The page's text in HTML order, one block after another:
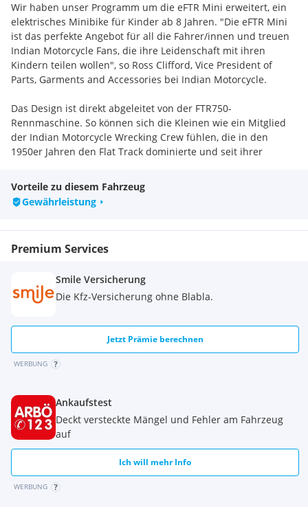
Wir haben unser Programm um die eFTR Mini erweitert, ein
elektrisches Minibike für Kinder ab 8 Jahren. "Die eFTR Mini
ist das perfekte Angebot für all die Fahrer/innen und treuen
Indian Motorcycle Fans, die ihre Leidenschaft mit ihren
Kindern teilen wollen", so Ross Clifford, Vice President of
Parts, Garments and Accessories bei Indian Motorcycle.
Das Design ist direkt abgeleitet von der FTR750-
Rennmaschine. So können sich die Kleinen wie ein Mitglied
der Indian Motorcycle Wrecking Crew fühlen, die in den
1950er Jahren den Flat Track dominierte und seit ihrer
gewonnen hat. Die eFTR Mini bietet einen hochwertigen,
langlebigen Stahlrohrrahmen, ausgelegt für ein
Fahrergewicht bis zu 63 kg. Die Sitzhöhe beträgt 468 mm,
leistungsstarker Hinterradbremse ausgestattet. Der 24-Volt-
Akku hat eine Laufzeit von bis zu 30 Minuten, je nach
Geschwindigkeit von 16 km/h bis zu 22,5 km/h.
Katalysator
Vorteile zu diesem Fahrzeug
Gewährleistung
Premium Services
Smile Versicherung
Die Kfz-Versicherung ohne Blabla.
Jetzt Prämie berechnen
WERBUNG
Ankaufstest
Deckt versteckte Mängel und Fehler am Fahrzeug
auf
Ich will mehr Info
WERBUNG